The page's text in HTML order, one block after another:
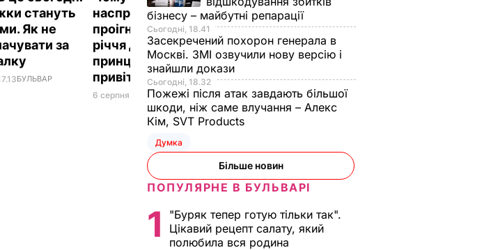
стануть
Як не
за
БУЛЬВАР
насправді
проігнорував 45-
річчя дружини
принца Гаррі і не
привітав невістку
6 серпня, 16.36БУЛЬВАР
зірка "ВІА Гри"
Мейхер та як вона
виглядає зараз?
6 серпня, 15.56БУЛЬВАР
бізнесу – майбутні репарації
Сьогодні, 18.41
Засекречений похорон генерала в
Москві. ЗМІ озвучили нову версію і
знайшли докази
Сьогодні, 18.32
Пожежі після атак завдають більшої
шкоди, ніж саме влучання – Алекс
Кім, SVT Products
Думка
Більше новин
ПОПУЛЯРНЕ В БУЛЬВАРІ
1
"Буряк тепер готую тільки так".
Цікавий рецепт салату, який
полюбила вся родина